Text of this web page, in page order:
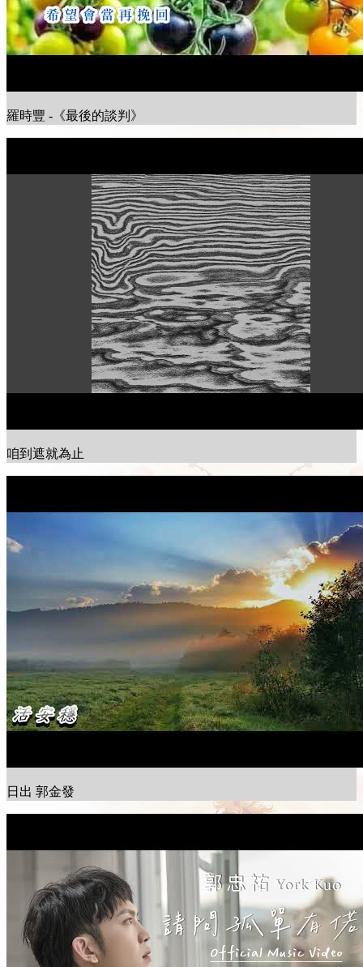
羅時豐 -《最後的談判》
咱到遮就為止
日出 郭金發